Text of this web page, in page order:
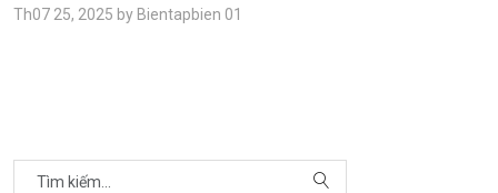
Th07 25, 2025 by Bientapbien 01